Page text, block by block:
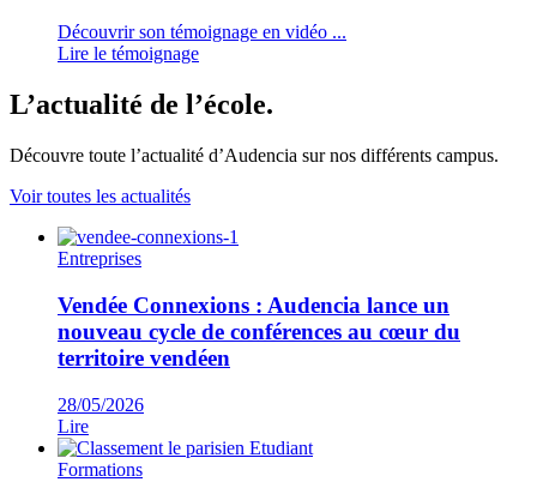
Découvrir son témoignage en vidéo ...
Lire le témoignage
L’actualité de l’école.
Découvre toute l’actualité d’Audencia sur nos différents campus.
Voir toutes les actualités
Entreprises
Vendée Connexions : Audencia lance un
nouveau cycle de conférences au cœur du
territoire vendéen
28/05/2026
Lire
Formations